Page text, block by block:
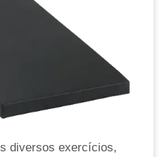
diversos exercícios,